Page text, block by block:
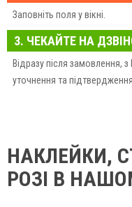
Заповніть поля у вікні.
3. ЧЕКАЙТЕ НА
Відразу після замовлення,
уточнення та
НАКЛЕЙКИ,
РОЗІ В